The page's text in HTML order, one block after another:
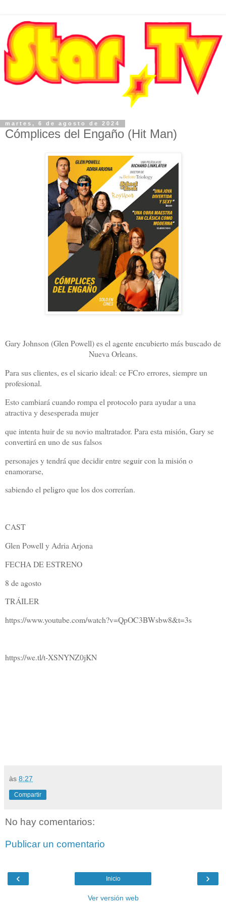
martes, 6 de agosto de 2024
Cómplices del Engaño (Hit Man)
Gary Johnson (Glen Powell) es el agente encubierto más buscado de
Nueva Orleans.
Para sus clientes, es el sicario ideal: ce FCro errores, siempre un
profesional. ​
Esto cambiará cuando rompa el protocolo para ayudar a una
atractiva y desesperada mujer
que intenta huir de su novio maltratador. Para esta misión, Gary se
convertirá en uno de sus falsos
personajes y tendrá que decidir entre seguir con la misión o
enamorarse,
sabiendo el peligro que los dos correrían.
CAST
Glen Powell y Adria Arjona
FECHA DE ESTRENO
8 de agosto
TRÁILER
https://www.youtube.com/watch?v=QpOC3BWsbw8&t=3s
https://we.tl/t-XSNYNZ0jKN
às 8:27
Compartir
No hay comentarios:
Publicar un comentario
‹ ›
Inicio
Ver versión web